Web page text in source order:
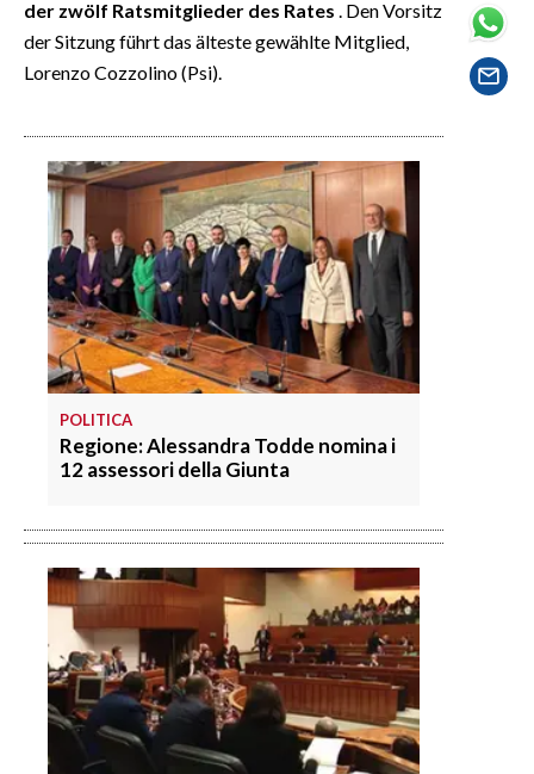
ABBONATI
ANNUNCI
SPIAGGE
STORE
der zwölf Ratsmitglieder des Rates . Den Vorsitz
der Sitzung führt das älteste gewählte Mitglied,
Lorenzo Cozzolino (Psi).
POLITICA
Regione: Alessandra Todde nomina i
12 assessori della Giunta